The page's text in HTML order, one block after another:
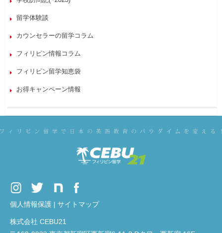
留学体験談
カウンセラーの留学コラム
フィリピン情報コラム
フィリピン留学知恵袋
お得キャンペーン情報
個人情報保護 | サイトマップ
株式会社 CEBU21